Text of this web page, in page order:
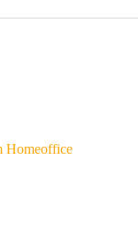
Homeoffice